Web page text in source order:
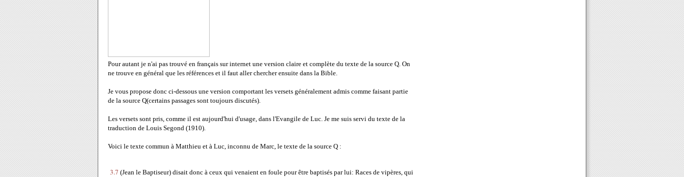
Pour autant je n'ai pas trouvé en français sur internet une version claire et complète du texte de la source Q. On
ne trouve en général que les références et il faut aller chercher ensuite dans la Bible.
Je vous propose donc ci-dessous une version comportant les versets généralement admis comme faisant partie
de la source Q(certains passages sont toujours discutés).
Les versets sont pris, comme il est aujourd'hui d'usage, dans l'Evangile de Luc. Je me suis servi du texte de la
traduction de Louis Segond (1910).
Voici le texte commun à Matthieu et à Luc, inconnu de Marc, le texte de la source Q :
3.7 (Jean le Baptiseur) disait donc à ceux qui venaient en foule pour être baptisés par lui: Races de vipères, qui